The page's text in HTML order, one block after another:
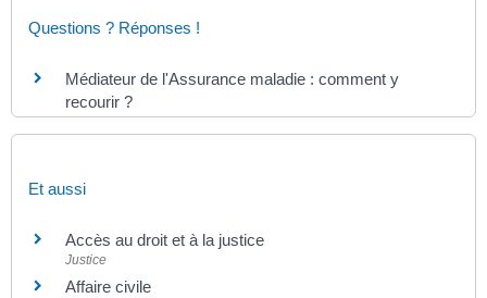
Questions ? Réponses !
Médiateur de l'Assurance maladie : comment y
recourir ?
Et aussi
Accès au droit et à la justice
Justice
Affaire civile